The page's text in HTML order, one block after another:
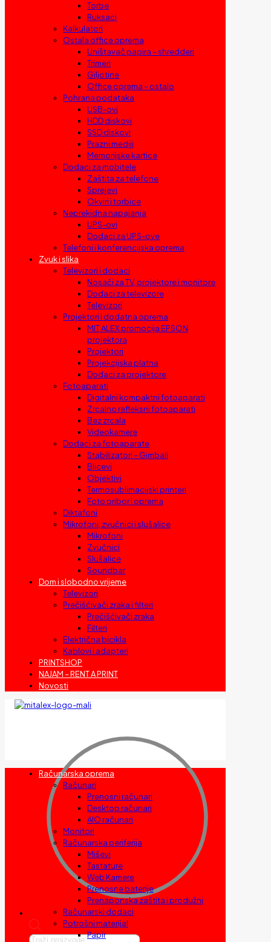
Torbe
Ruksaci
Kalkulatori
Ostala office oprema
Uništavač papira – shredderi
Trimeri
Giljotine
Office oprema – ostalo
Pohrana podataka
USB-ovi
HDD diskovi
SSD diskovi
Prazni mediji
Memorijske kartice
Dodaci za mobitele
Zaštita za telefone
Sprejevi
Okviri i torbice
Neprekidna napajanja
UPS-ovi
Dodaci za UPS-ove
Telefoni i konferencijska oprema
Zvuk i slika
Televizori i dodaci
Nosači za TV, projektore i monitore
Dodaci za televizore
Televizori
Projektori i dodatna oprema
MIT ALEX promocija EPSON
projektora
Projektori
Projekcijska platna
Dodaci za projektore
Fotoaparati
Digitalni kompaktni fotoaparati
Zrcalno refleksni fotoaparati
Bez zrcala
Videokamere
Dodaci za fotoaparate
Stabilizatori – Gimbali
Blicevi
Objektivi
Termosublimacijski printeri
Foto pribor i oprema
Diktafoni
Mikrofoni, zvučnici i slušalice
Mikrofoni
Zvučnici
Slušalice
Soundbar
Dom i slobodno vrijeme
Televizori
Prečišćivači zraka i filteri
Prečišćivači zraka
Filteri
Električna bicikla
Kablovi i adapteri
PRINTSHOP
NAJAM – RENT A PRINT
Novosti
Products
Računarska oprema
Računari
Prenosni računari
Desktop računari
AIO računari
Monitori
Računarska periferija
Miševi
Tastature
Web Kamere
Prenosne baterije
Prenaponska zaštita i produžni
Računarski dodaci
Potrošni materijal
Papir